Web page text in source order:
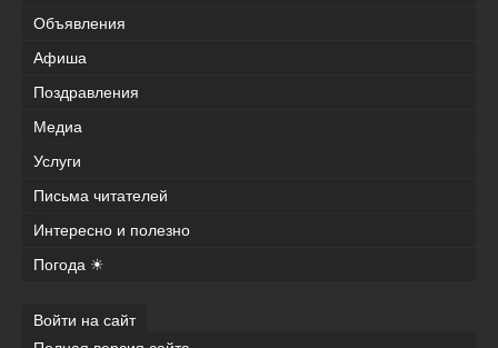
Объявления
Афиша
Поздравления
Медиа
Услуги
Письма читателей
Интересно и полезно
Погода ☀
Войти на сайт